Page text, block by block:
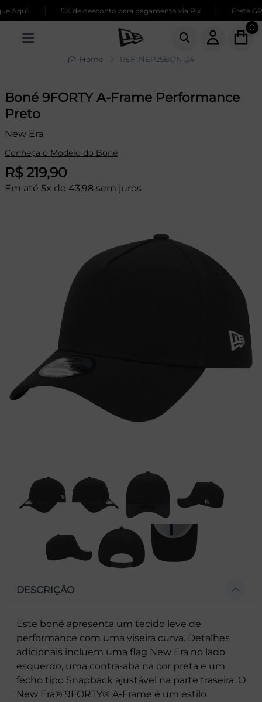
Aqui! 5% de desconto para pagamento via Pix Frete
0
Home REF: NEP25BON124
Boné 9FORTY A-Frame Performance
Preto
New Era
Conheça o Modelo do Boné
R$ 219,90
Em até 5x de 43,98 sem juros
DESCRIÇÃO
Este boné apresenta um tecido leve de
performance com uma viseira curva. Detalhes
adicionais incluem uma flag New Era no lado
esquerdo, uma contra-aba na cor preta e um
fecho tipo Snapback ajustável na parte traseira. O
New Era® 9FORTY® A-Frame é um estilo